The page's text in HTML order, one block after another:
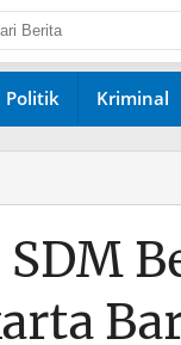
Politik Kriminal